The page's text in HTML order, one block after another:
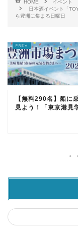
HOME
イベント
日本酒イベント「
ら豊洲に集まる日曜日
【無料290名】船に
見よう！「東京港見